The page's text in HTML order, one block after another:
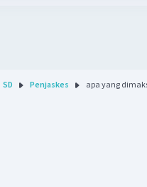
SD Penjaskes apa yang